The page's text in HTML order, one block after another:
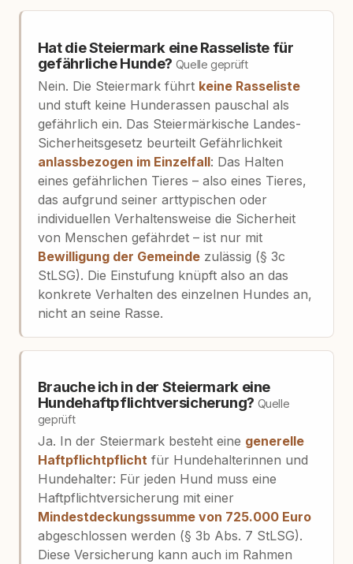
Hat die Steiermark eine Rasseliste für
gefährliche Hunde? Quelle geprüft
Nein. Die Steiermark führt keine Rasseliste
und stuft keine Hunderassen pauschal als
gefährlich ein. Das Steiermärkische Landes-
Sicherheitsgesetz beurteilt Gefährlichkeit
anlassbezogen im Einzelfall: Das Halten
eines gefährlichen Tieres – also eines Tieres,
das aufgrund seiner arttypischen oder
individuellen Verhaltensweise die Sicherheit
von Menschen gefährdet – ist nur mit
Bewilligung der Gemeindezulässig (§ 3c
StLSG). Die Einstufung knüpft also an das
konkrete Verhalten des einzelnen Hundes an,
nicht an seine Rasse.
Brauche ich in der Steiermark eine
Hundehaftpflichtversicherung? Quelle
geprüft
Ja. In der Steiermark besteht eine generelle
Haftpflichtpflichtfür Hundehalterinnen und
Hundehalter: Für jeden Hund muss eine
Haftpflichtversicherung mit einer
Mindestdeckungssumme von 725.000 Euro
abgeschlossen werden (§ 3b Abs. 7 StLSG).
Diese Versicherung kann auch im Rahmen